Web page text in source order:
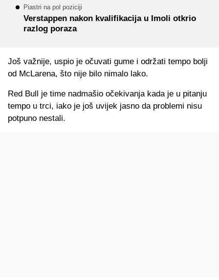
Piastri na pol poziciji
Verstappen nakon kvalifikacija u Imoli otkrio
razlog poraza
Još važnije, uspio je očuvati gume i održati tempo bolji
od McLarena, što nije bilo nimalo lako.
Red Bull je time nadmašio očekivanja kada je u pitanju
tempo u trci, iako je još uvijek jasno da problemi nisu
potpuno nestali.